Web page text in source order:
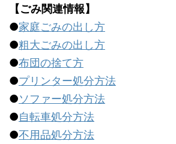
【ごみ関連情報】
●家庭ごみの出し方
●粗大ごみの出し方
●布団の捨て方
●プリンター処分方法
●ソファー処分方法
●自転車処分方法
●不用品処分方法